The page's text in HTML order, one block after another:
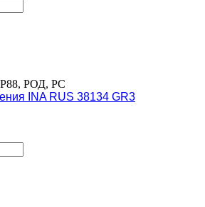
РОД, РС
INA RUS 38134 GR3